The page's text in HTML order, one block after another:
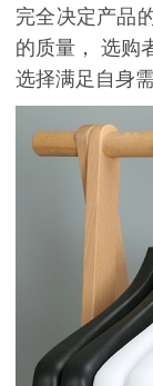
完全决定产品
的质量， 选购
选择满足自身